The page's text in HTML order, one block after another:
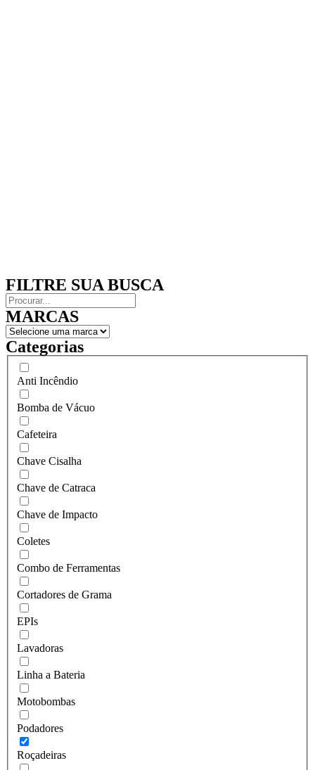
FILTRE SUA BUSCA
MARCAS
Categorias
Anti Incêndio
Bomba de Vácuo
Cafeteira
Chave Cisalha
Chave de Catraca
Chave de Impacto
Coletes
Combo de Ferramentas
Cortadores de Grama
EPIs
Lavadoras
Linha a Bateria
Motobombas
Podadores
Roçadeiras